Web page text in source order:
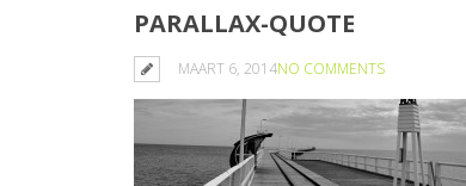
PARALLAX-QUOTE
MAART 6, 2014NO COMMENTS